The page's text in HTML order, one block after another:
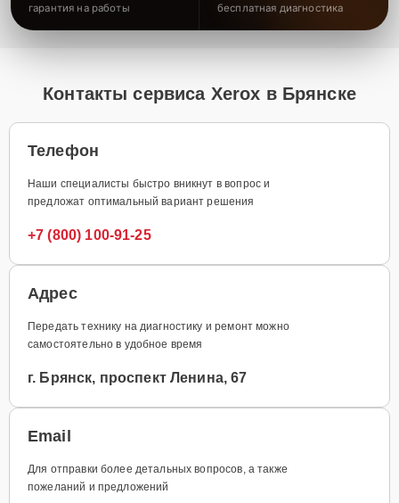
гарантия на работы бесплатная диагностика
Контакты сервиса Xerox в Брянске
Телефон
Наши специалисты быстро вникнут в вопрос и
предложат оптимальный вариант решения
+7 (800) 100-91-25
Адрес
Передать технику на диагностику и ремонт можно
самостоятельно в удобное время
г. Брянск, проспект Ленина, 67
Email
Для отправки более детальных вопросов, а также
пожеланий и предложений